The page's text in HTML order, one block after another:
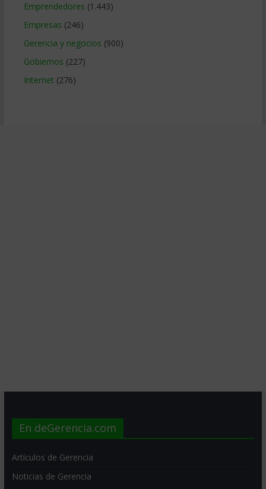
Emprendedores (1.443)
Empresas (246)
Gerencia y negocios (900)
Gobiernos (227)
Internet (276)
En deGerencia.com
Artículos de Gerencia
Noticias de Gerencia